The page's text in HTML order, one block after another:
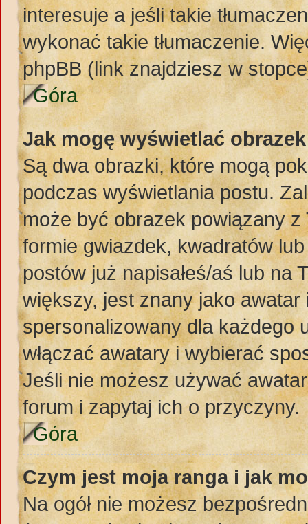
interesuje a jeśli takie
wykonać takie tłumaczenie.
phpBB (link znajdziesz w
Góra
Jak mogę wyświetlać
Są dwa obrazki, które mogą
podczas wyświetlania postu.
może być obrazek powiązany
formie gwiazdek, kwadratów
postów już napisałeś/aś lub na
większy, jest znany jako
spersonalizowany dla każdego
włączać awatary i wybierać
Jeśli nie możesz używać
forum i zapytaj ich o przyczyny.
Góra
Czym jest moja ranga i jak
Na ogół nie możesz